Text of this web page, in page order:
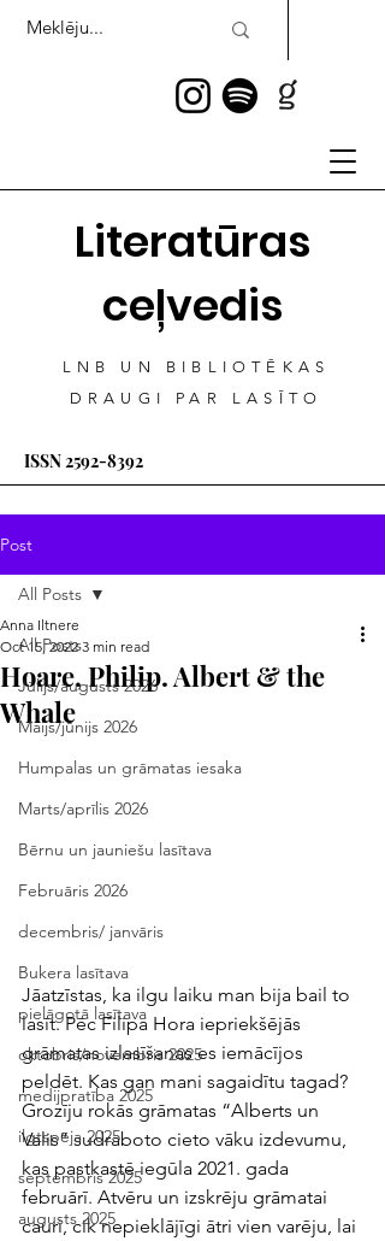
Literatūras
ceļvedis
LNB UN BIBLIOTĒKAS
DRAUGI PAR LASĪTO
ISSN2592-8392
Post
All Posts
Jūlijs/augusts 2026
Maijs/jūnijs 2026
Humpalas un grāmatas iesaka
Marts/aprīlis 2026
Bērnu un jauniešu lasītava
Februāris 2026
decembris/ janvāris
Bukera lasītava
pielāgotā lasītava
oktobris/novembris 2025
medijpratība 2025
ilgtspēja 2025
septembris 2025
augusts 2025
All Posts
Hoare, Philip. Albert & the
Whale
Anna Iltnere
Oct 15, 2022 3 min read
Jāatzīstas, ka ilgu laiku man bija bail to
lasīt. Pēc Filipa Hora iepriekšējās
grāmatas izlasīšanas es iemācījos
peldēt. Kas gan mani sagaidītu tagad?
Grozīju rokās grāmatas “Alberts un
Valis” sudraboto cieto vāku izdevumu,
kas pastkastē iegūla 2021. gada
februārī. Atvēru un izskrēju grāmatai
cauri, cik nepieklājīgi ātri vien varēju, lai